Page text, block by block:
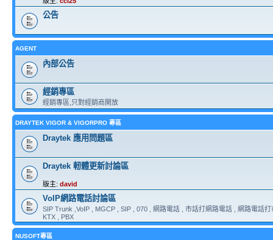
公告
AGENT
內部公告
經銷專區
經銷專區,只對經銷商開放
DRAYTEK VIGOR & VIGORPRO 專區
Draytek 應用問題區
Draytek 軔體更新討論區
版主: david
VoIP網路電話討論區
SIP Trunk ,VoIP , MGCP , SIP , 070 , 網路電話 , 市話打網路電話 , 網路電話打
KTX , PBX
NUSOFT專區